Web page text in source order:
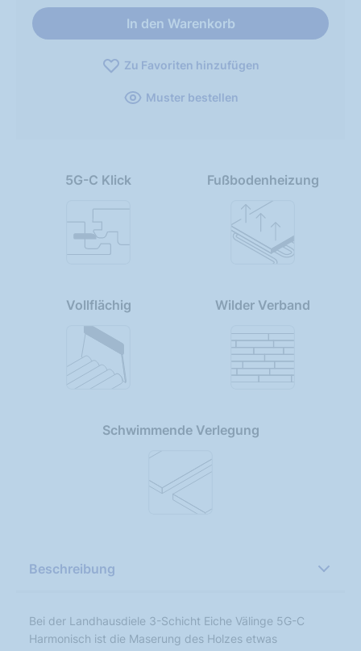
In den Warenkorb
Zu Favoriten hinzufügen
Muster bestellen
5G-C Klick Fußbodenheizung
Vollflächig Wilder Verband
Schwimmende Verlegung
Beschreibung
Bei der Landhausdiele 3-Schicht Eiche Välinge 5G-C
Harmonisch ist die Maserung des Holzes etwas